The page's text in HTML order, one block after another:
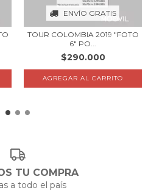
ENVÍO GRATIS
TOUR COLOMBIA 2019 "FOTO
6" PO...
$290.000
AGREGAR AL CARRITO
TU COMPRA
a todo el país